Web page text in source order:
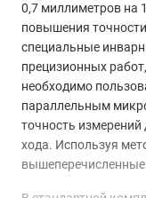
0,7 миллиметров на
повышения
специальные
прецизионных
необходимо
параллельным
точность
хода. Используя